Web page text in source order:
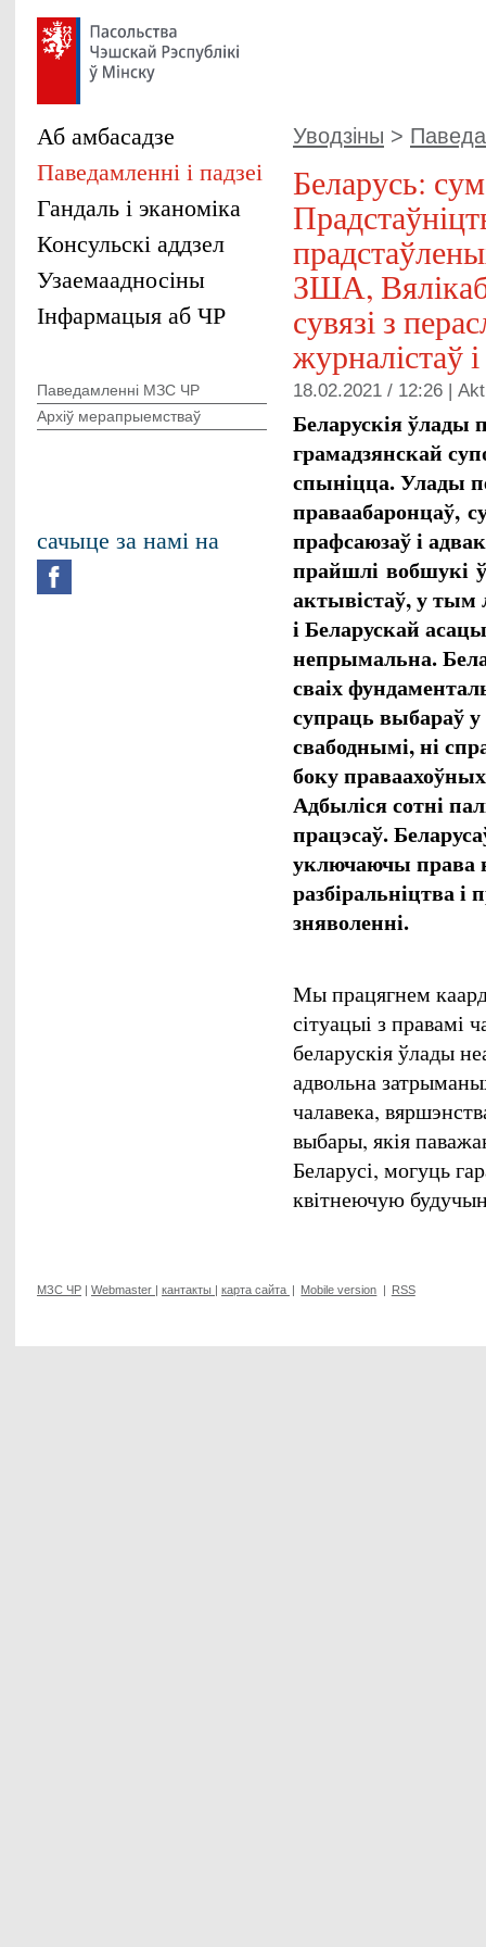
Уводзіны >
Беларусь:
ЗША,
сувязі з
журналістаў
18.02.2021 / 12:26 |
Беларускія ўлады
грамадзянскай
спыніцца. Улады
праваабаронцаў,
прафсаюзаў і
прайшлі вобшукі
актывістаў, у тым
і Беларускай
непрымальна.
сваіх
супраць выбараў у
свабоднымі, ні
боку
Адбыліся сотні
працэсаў.
уключаючы права
разбіральніцтва
зняволенні.
Мы працягнем
сітуацыі з правамі
беларускія ўлады
адвольна
чалавека,
выбары, якія
Беларусі, могуць
квітнеючую
Аб амбасадзе
Паведамленні і падзеі
Гандаль і эканоміка
Консульскі аддзел
Узаемаадносіны
Інфармацыя аб ЧР
Паведамленні МЗС ЧР
Архіў мерапрыемстваў
сачыце за намі на
МЗС ЧР | Webmaster | кантакты | карта сайта | Mobile version | RSS